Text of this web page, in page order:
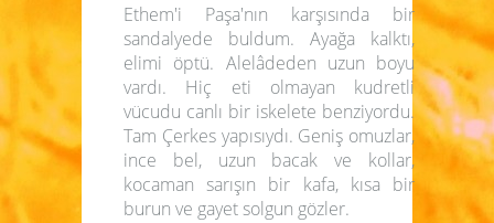
Ethem'i Paşa'nın karşısında bir
sandalyede buldum. Ayağa kalktı,
elimi öptü. Alelâdeden uzun boyu
vardı. Hiç eti olmayan kudretli
vücudu canlı bir iskelete benziyordu.
Tam Çerkes yapısıydı. Geniş omuzlar,
ince bel, uzun bacak ve kollar,
kocaman sarışın bir kafa, kısa bir
burun ve gayet solgun gözler.